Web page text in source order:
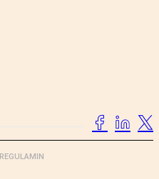
REGULAMIN